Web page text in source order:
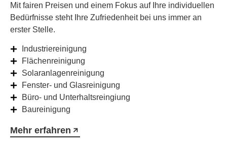
Mit fairen Preisen und einem Fokus auf Ihre individuellen
Bedürfnisse steht Ihre Zufriedenheit bei uns immer an
erster Stelle.
Industriereinigung
Flächenreinigung
Solaranlagenreinigung
Fenster- und Glasreinigung
Büro- und Unterhaltsreingiung
Baureinigung
Mehr erfahren